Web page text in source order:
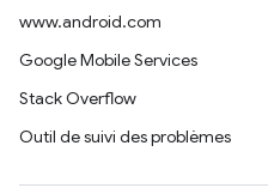
www.android.com
Google Mobile Services
Stack Overflow
Outil de suivi des problèmes